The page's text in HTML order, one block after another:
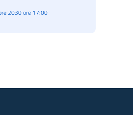
2030 ore 17:00